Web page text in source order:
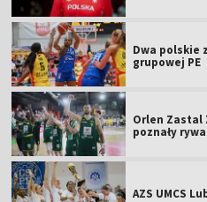
Dwa polskie
grupowej PE
Orlen Zastal
poznały
AZS UMCS